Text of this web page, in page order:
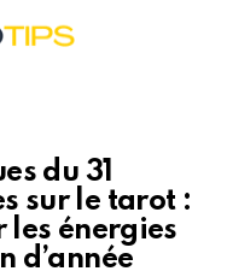
du 31
sur le tarot :
énergies
d’année